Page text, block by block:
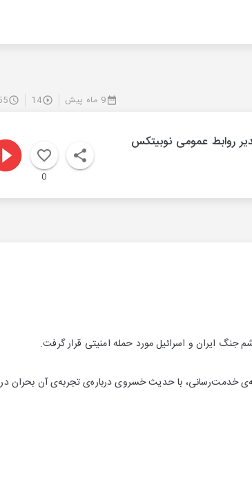
9 ماه پیش 14
روابط عمومی نوبیتکس
0
ایران و اسرائیل مورد حمله امنیتی قرار گرفت.
خدمت‌رسانی، با حدیث خسروی درباره‌ی تجربه‌ی آن بحران